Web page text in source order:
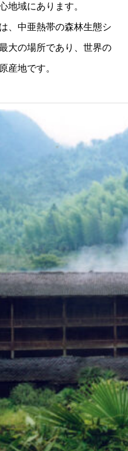
地域にあります。
、中亜熱帯の森林生態シ
大の場所であり、世界の
産地です。